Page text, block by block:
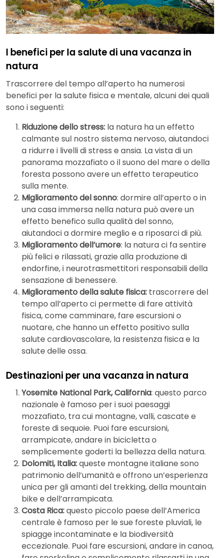
I benefici per la salute di una vacanza in
natura
Trascorrere del tempo all’aperto ha numerosi
benefici per la salute fisica e mentale, alcuni dei quali
sono i seguenti:
Riduzione dello stress: la natura ha un effetto
calmante sul nostro sistema nervoso, aiutandoci
a ridurre i livelli di stress e ansia. La vista di un
panorama mozzafiato o il suono del mare o della
foresta possono avere un effetto terapeutico
sulla mente.
Miglioramento del sonno: dormire all’aperto o in
una casa immersa nella natura può avere un
effetto benefico sulla qualità del sonno,
aiutandoci a dormire meglio e a riposarci di più.
Miglioramento dell’umore: la natura ci fa sentire
più felici e rilassati, grazie alla produzione di
endorfine, i neurotrasmettitori responsabili della
sensazione di benessere.
Miglioramento della salute fisica: trascorrere del
tempo all’aperto ci permette di fare attività
fisica, come camminare, fare escursioni o
nuotare, che hanno un effetto positivo sulla
salute cardiovascolare, la resistenza fisica e la
salute delle ossa.
Destinazioni per una vacanza in natura
Yosemite National Park, California: questo parco
nazionale è famoso per i suoi paesaggi
mozzafiato, tra cui montagne, valli, cascate e
foreste di sequoie. Puoi fare escursioni,
arrampicate, andare in bicicletta o
semplicemente goderti la bellezza della natura.
Dolomiti, Italia:queste montagne italiane sono
patrimonio dell’umanità e offrono un’esperienza
unica per gli amanti del trekking, della mountain
bike e dell’arrampicata.
Costa Rica:questo piccolo paese dell’America
centrale è famoso per le sue foreste pluviali, le
spiagge incontaminate e la biodiversità
eccezionale. Puoi fare escursioni, andare in canoa,